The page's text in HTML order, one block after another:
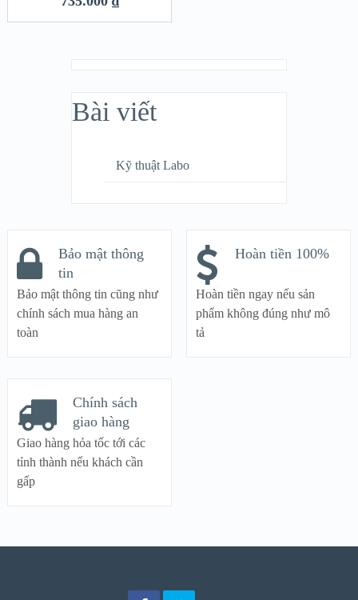
Bài viết
Kỹ thuật Labo
Bảo mật thông
tin
Bảo mật thông tin cũng như
chính sách mua hàng an
toàn
Hoàn tiền 100%
Hoàn tiền ngay nếu sản
phẩm không đúng như mô
tả
Chính sách
giao hàng
Giao hàng hỏa tốc tới các
tỉnh thành nếu khách cần
gấp